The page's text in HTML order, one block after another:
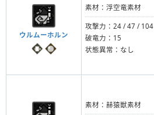
ウルムーホルン
素材：浮空竜素材
攻撃力：24 / 47 / 104
破竜力：15
状態異常：なし
素材：赫猿獣素材